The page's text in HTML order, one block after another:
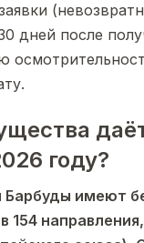
дней после
году?
имеют
154